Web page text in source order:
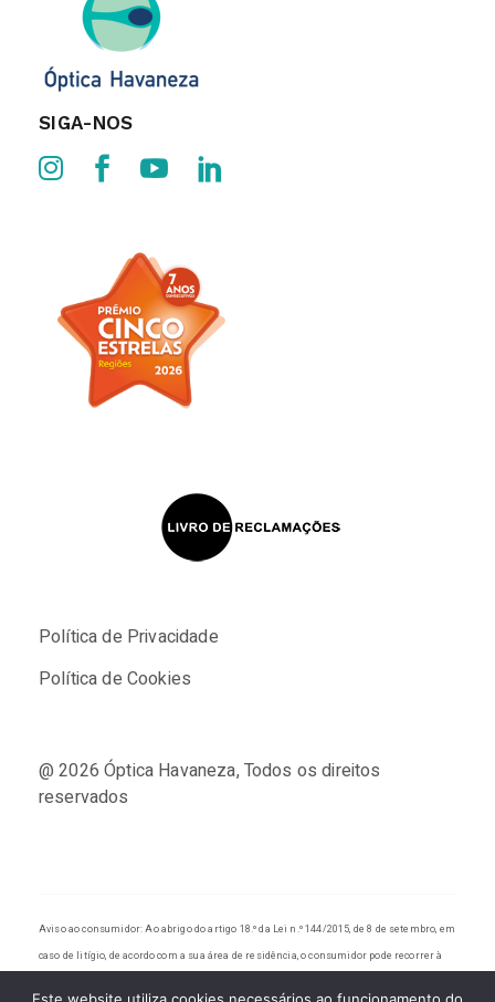
SIGA-NOS
Política de Privacidade
Política de Cookies
@ 2026Óptica Havaneza, Todos os direitos
reservados
Aviso ao consumidor: Ao abrigo do artigo 18.º da Lei n.º 144/2015, de 8 de setembro, em
caso de litígio, de acordo com a sua área de residência, o consumidor pode recorrer à